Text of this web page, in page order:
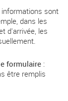
informations sont
dans les
d'arrivée, les
formulaire :
être remplis